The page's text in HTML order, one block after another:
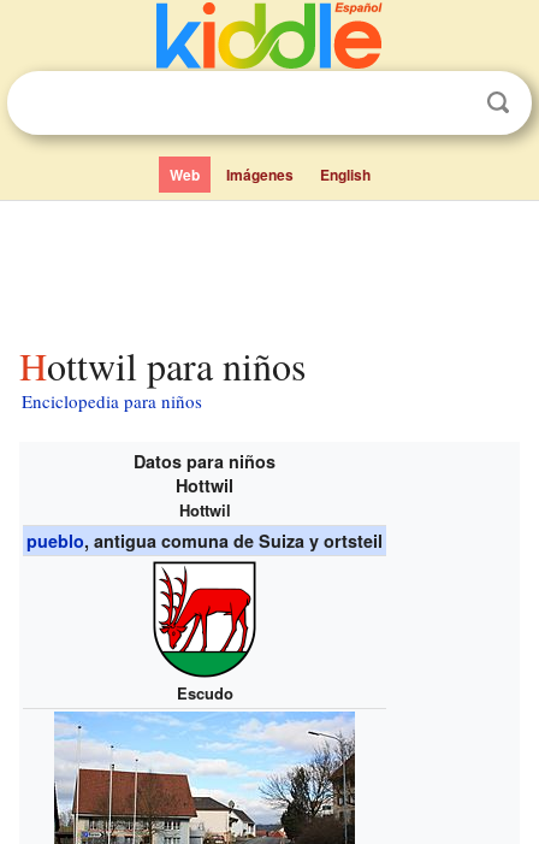
Web Imágenes English
Hottwil para niños
Enciclopedia para niños
Datos para niños
Hottwil
Hottwil
pueblo, antigua comuna de Suiza y ortsteil
Escudo